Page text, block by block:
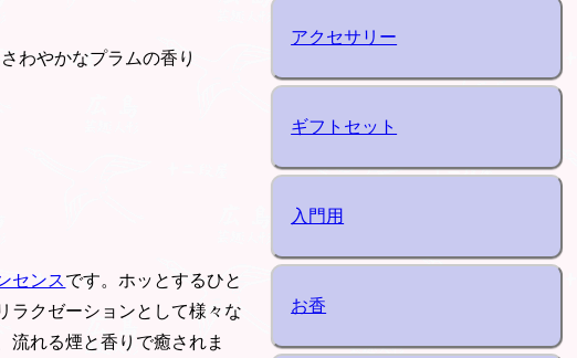
わやかなプラムの香り
センスです。ホッとするひと
ラクゼーションとして様々な
流れる煙と香りで癒されま
アクセサリー
ギフトセット
入門用
お香